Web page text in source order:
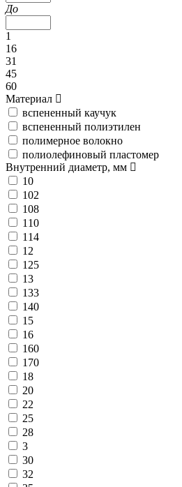
До
1
16
31
45
60
Материал
вспененный каучук
вспененный полиэтилен
полимерное волокно
полиолефиновый пластомер
Внутренний диаметр, мм
10
102
108
110
114
12
125
13
133
140
15
16
160
170
18
20
22
25
28
3
30
32